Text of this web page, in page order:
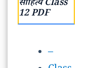
10
MCQ
10